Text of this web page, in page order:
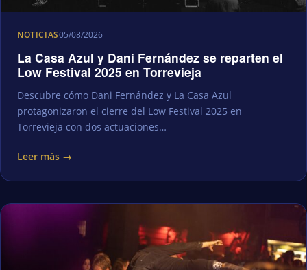
NOTICIAS05/08/2026
La Casa Azul y Dani Fernández se reparten el
Low Festival 2025 en Torrevieja
Descubre cómo Dani Fernández y La Casa Azul
protagonizaron el cierre del Low Festival 2025 en
Torrevieja con dos actuaciones…
Leer más →